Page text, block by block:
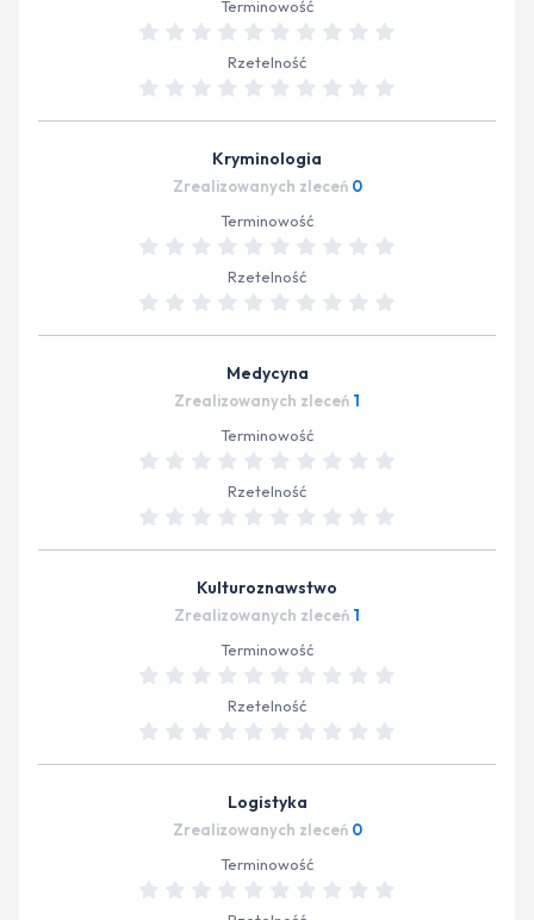
Terminowość
Rzetelność
Kryminologia
Zrealizowanych zleceń 0
Terminowość
Rzetelność
Medycyna
Zrealizowanych zleceń 1
Terminowość
Rzetelność
Kulturoznawstwo
Zrealizowanych zleceń 1
Terminowość
Rzetelność
Logistyka
Zrealizowanych zleceń 0
Terminowość